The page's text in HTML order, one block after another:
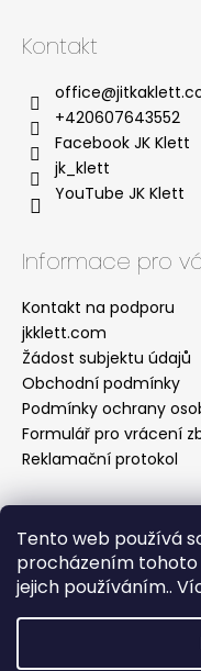
Tento web používá
procházením tohoto
jejich používáním..
Kontakt
office@
+420607643552
Facebook JK Klett
jk_klett
YouTube JK Klett
Informace pro
Kontakt na podporu
jkklett.com
Žádost subjektu údajů
Obchodní podmínky
Podmínky ochrany
Formulář pro vrácení
Reklamační protokol
Facebook